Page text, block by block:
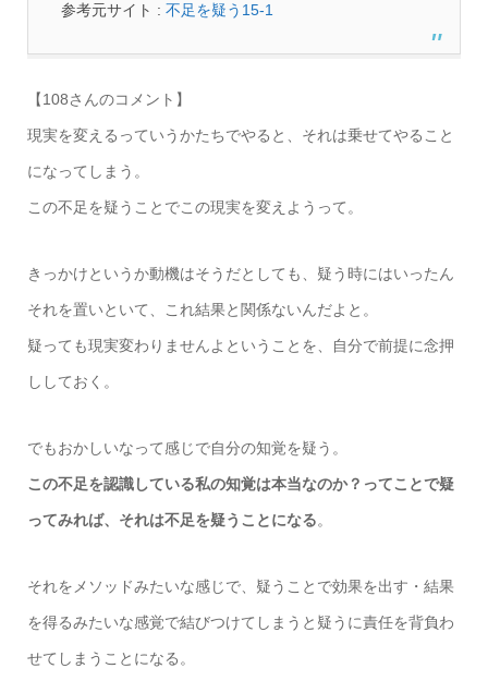
参考元サイト : 不足を疑う15-1
【108さんのコメント】
現実を変えるっていうかたちでやると、それは乗せてやること
になってしまう。
この不足を疑うことでこの現実を変えようって。
きっかけというか動機はそうだとしても、疑う時にはいったん
それを置いといて、これ結果と関係ないんだよと。
疑っても現実変わりませんよということを、自分で前提に念押
ししておく。
でもおかしいなって感じで自分の知覚を疑う。
この不足を認識している私の知覚は本当なのか？ってことで疑
ってみれば、それは不足を疑うことになる。
それをメソッドみたいな感じで、疑うことで効果を出す・結果
を得るみたいな感覚で結びつけてしまうと疑うに責任を背負わ
せてしまうことになる。